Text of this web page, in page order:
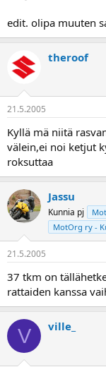
edit. olipa muuten
theroof
21.5.2005
Kyllä mä niitä
välein,ei noi ketjut
roksuttaa
Jassu
Kunnia pj
MotOrg ry -
21.5.2005
37 tkm on
rattaiden kanssa
V ville_